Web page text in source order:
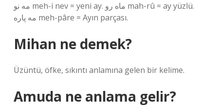
مه نو meh-i nev = yeni ay. ماه رو mah-rû = ay yüzlü.
مه پاره meh-pâre = Ayın parçası.
Mihan ne demek?
Üzüntü, öfke, sıkıntı anlamına gelen bir kelime.
Amuda ne anlama gelir?